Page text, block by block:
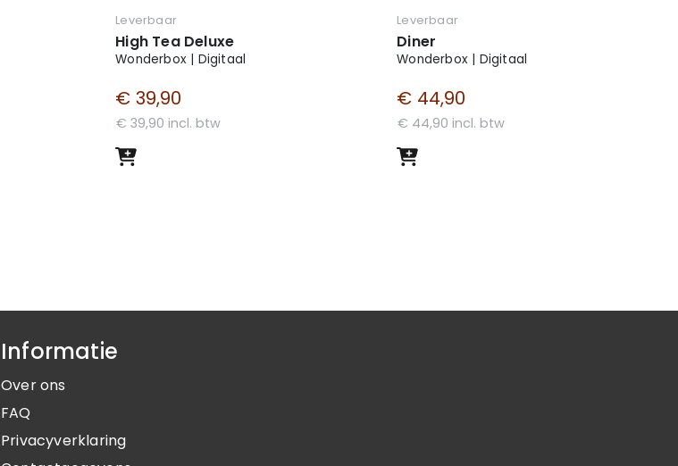
Leverbaar
High Tea Deluxe
Wonderbox | Digitaal
€ 39,90
€ 39,90 incl. btw
Leverbaar
Diner
Wonderbox | Digitaal
€ 44,90
€ 44,90 incl. btw
Informatie
Over ons
FAQ
Privacyverklaring